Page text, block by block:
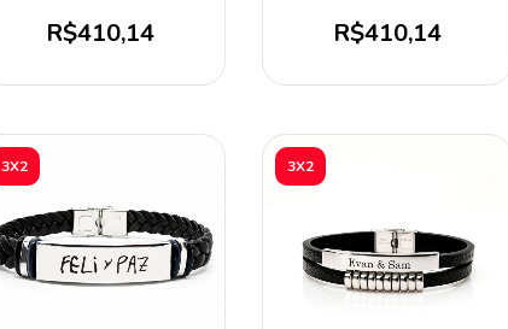
R$410,14 R$410,14
3X2 3X2